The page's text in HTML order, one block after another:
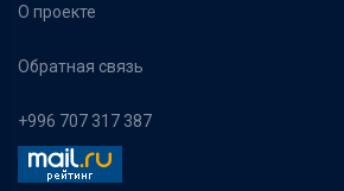
О проекте
Обратная связь
+996 707 317 387